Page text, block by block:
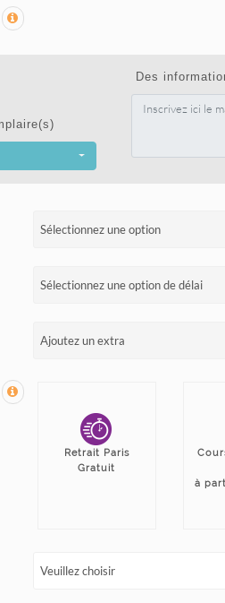
Des
Sélectionnez une option
Sélectionnez une option de délai
Ajoutez un extra
Retrait Paris
Gratuit
à
Veuillez choisir